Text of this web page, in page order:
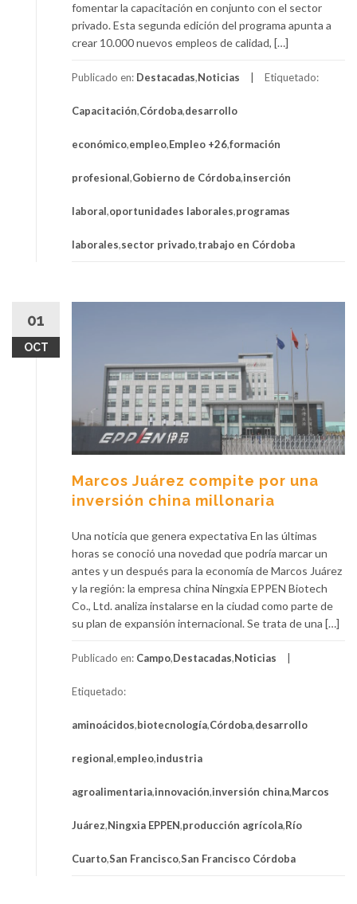
fomentar la capacitación en conjunto con el sector
privado. Esta segunda edición del programa apunta a
crear 10.000 nuevos empleos de calidad, […]
Publicado en: Destacadas,Noticias Etiquetado:
Capacitación,Córdoba,desarrollo
económico,empleo,Empleo +26,formación
profesional,Gobierno de Córdoba,inserción
laboral,oportunidades laborales,programas
laborales,sector privado,trabajo en Córdoba
01
OCT
Marcos Juárez compite por una
inversión china millonaria
Una noticia que genera expectativa En las últimas
horas se conoció una novedad que podría marcar un
antes y un después para la economía de Marcos Juárez
y la región: la empresa china Ningxia EPPEN Biotech
Co., Ltd. analiza instalarse en la ciudad como parte de
su plan de expansión internacional. Se trata de una […]
Publicado en: Campo,Destacadas,Noticias
Etiquetado:
aminoácidos,biotecnología,Córdoba,desarrollo
regional,empleo,industria
agroalimentaria,innovación,inversión china,Marcos
Juárez,Ningxia EPPEN,producción agrícola,Río
Cuarto,San Francisco,San Francisco Córdoba